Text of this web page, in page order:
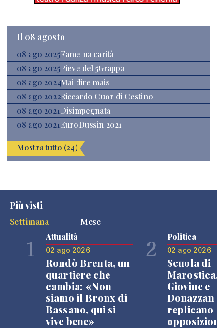
Il 08 agosto
08 ago 2025Fame na carità
08 ago 2025Pieve del 5Grappa
08 ago 2024Mai dire mais
08 ago 2022Riccardo Cuor di Cestino
08 ago 2021Disimpegnata
08 ago 2021EuroDussin 2021
Mostra tutto (24)
Più visti
Settimana
Mese
1 Attualità
02 ago 2026
Rondò Brenta, un
quartiere che
cambia: «Non
siamo il Bronx di
Bassano, qui si
vive bene»
2 Politica
02 ago 2026
Scuola di
Giovine e
Donazzan
replicano